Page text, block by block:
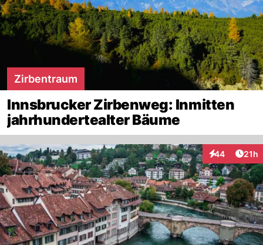
Zirbentraum
Innsbrucker Zirbenweg: Inmitten
jahrhundertealter Bäume
44
Interaktionen
21h